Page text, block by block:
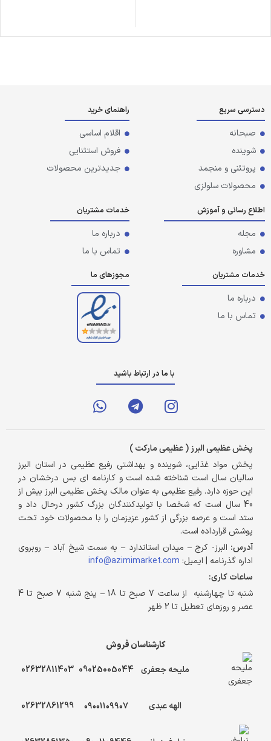
دسترسی سریع
صبحانه
شوینده
پروتئنی و منجمد
محصولات سلولزی
راهنمای خرید
اقلام اساسی
فروش استثنایی
جدیدترین محصولات
اطلاع رسانی و آموزش
مجله
مشاوره
خدمات مشتریان
درباره ما
تماس با ما
خدمات مشتریان
درباره ما
تماس با ما
مجوزهای ما
با ما در ارتباط باشید
پخش عظیمی البرز ( عظیمی مارکت )
پخش مواد غذایی، شوینده و بهداشتی رفیع عظیمی در استان البرز
سالیان سال است شناخته شده است و کارنامه ای بس درخشان در
این حوزه دارد. رفیع عظیمی به عنوان مالک پخش عظیمی البرز بیش از
40 سال است که شخصا با تولیدکنندگان بزرگ کشور درحال داد و
ستد است و عرصه بزرگی از کشور عزیزمان را با محصولات خود تحت
پوشش قرارداده است.
آدرس: البرز- کرج – میدان استاندارد – به سمت شیخ آباد – روبروی
اداره گذرنامه | ایمیل: info@azimimarket.com
ساعات کاری:
شنبه تا چهارشنبه از ساعت 7 صبح تا 18 – پنج شنبه 7 صبح تا 4
عصر و روزهای تعطیل تا 2 ظهر
کارشناسان فروش
ملیحه جعفری 09025005044
02632811403
الهه عبدی ۰۹۰۰۱۱۰۹۹۰۷ 02632861299